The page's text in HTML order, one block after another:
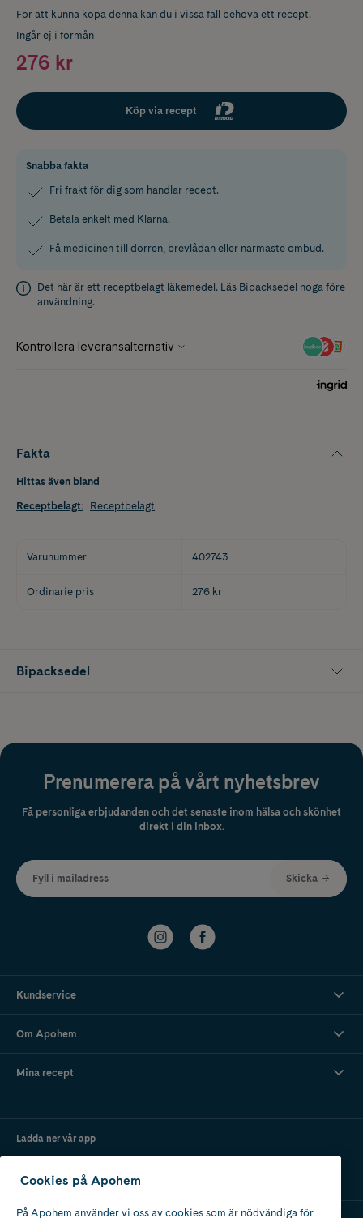
För att kunna köpa denna kan du i vissa fall behöva ett recept.
Ingår ej i förmån
276 kr
Köp via recept
Snabba fakta
Fri frakt för dig som handlar recept.
Betala enkelt med Klarna.
Få medicinen till dörren, brevlådan eller närmaste ombud.
Det här är ett receptbelagt läkemedel. Läs Bipacksedel noga före
användning.
Fakta
Hittas även bland
Receptbelagt: Receptbelagt
Varunummer 402743
Ordinarie pris 276 kr
Bipacksedel
Prenumerera på vårt nyhetsbrev
Få personliga erbjudanden och det senaste inom hälsa och skönhet
direkt i din inbox.
Fyll i mailadress Skicka
Kundservice
Om Apohem
Mina recept
Ladda ner vår app
Cookies på Apohem
På Apohem använder vi oss av cookies som är nödvändiga för